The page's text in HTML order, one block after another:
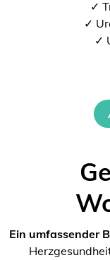
✓
✓
✓
Ein umfassender